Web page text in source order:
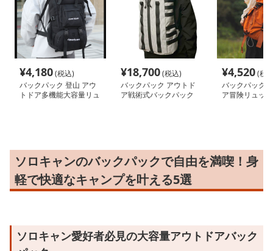
¥4,180(税込)
バックパック 登山 アウ
トドア多機能大容量リュ
¥18,700(税込)
バックパック アウトド
ア戦術式バックパック
¥4,520(税
バックパック
ア冒険リュック
ソロキャンのバックパックで自由を満喫！身
軽で快適なキャンプを叶える5選
ソロキャン愛好者必見の大容量アウトドアバック